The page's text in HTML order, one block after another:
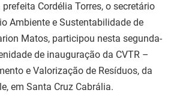
prefeita Cordélia Torres, o secretário
Ambiente e Sustentabilidade de
Matos, participou nesta segunda-
de inauguração da CVTR –
e Valorização de Resíduos, da
em Santa Cruz Cabrália.